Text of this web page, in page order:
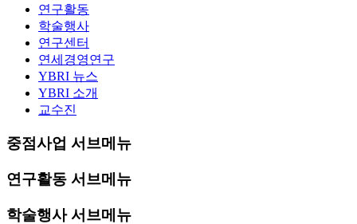
연구활동
학술행사
연구센터
연세경영연구
YBRI 뉴스
YBRI 소개
교수진
중점사업 서브메뉴
연구활동 서브메뉴
학술행사 서브메뉴